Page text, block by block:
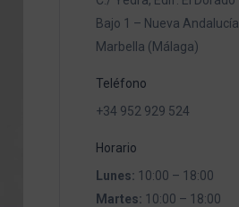
Bajo 1 – Nueva Andalucía
Marbella (Málaga)
Teléfono
+34 952 929 524
Horario
Lunes: 10:00 – 18:00
Martes: 10:00 – 18:00